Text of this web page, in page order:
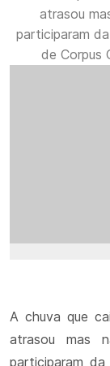
atrasou
participaram
de Corpus
A chuva que
atrasou mas
participaram